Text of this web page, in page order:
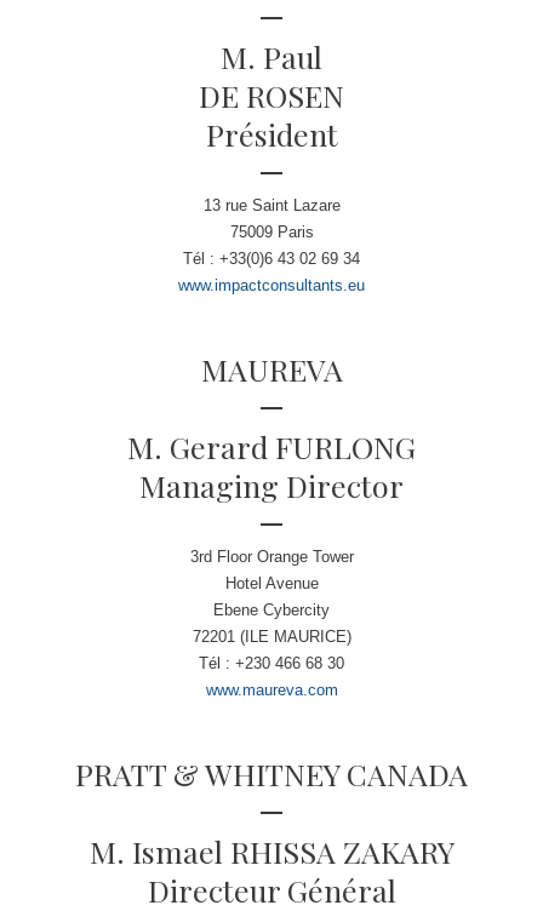
M. Paul
DE ROSEN
Président
13 rue Saint Lazare
75009 Paris
Tél : +33(0)6 43 02 69 34
www.impactconsultants.eu
MAUREVA
M. Gerard FURLONG
Managing Director
3rd Floor Orange Tower
Hotel Avenue
Ebene Cybercity
72201 (ILE MAURICE)
Tél : +230 466 68 30
www.maureva.com
PRATT & WHITNEY CANADA
M. Ismael RHISSA ZAKARY
Directeur Général